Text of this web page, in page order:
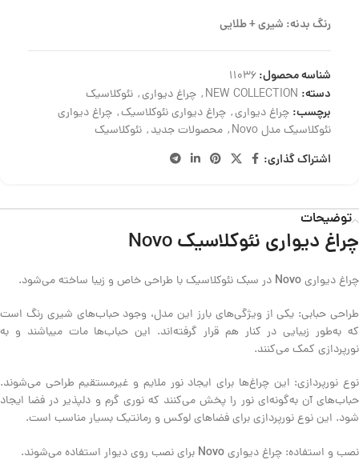
رنگ بدنه: شیری + طلایی
شناسه محصول:11036
دسته: NEW COLLECTION
, چراغ دیواری, نئوکلاسیک
برچسب: چراغ دیواری, چراغ دیواری نئوکلاسیک, چراغ دیواری
نئوکلاسیک مدل Novo
, محصولات جدید, نئوکلاسیک
اشتراک گذاری:
توضیحات
چراغ دیواری نئوکلاسیکNovo
چراغ دیواریNovo در سبک نئوکلاسیک با طراحی خاص و زیبا ساخته می‌شود.
طراحی حبابی: یکی از ویژگی‌های بارز این مدل، وجود حباب‌های شیری رنگ است
که به‌طور زیبایی در کنار هم قرار گرفته‌اند. این حباب‌ها مات میباشند و به
نورپردازی کمک می‌کنند.
نوع نورپردازی: این چراغ‌ها برای ایجاد نور ملایم و غیرمستقیم طراحی می‌شوند.
حباب‌های آن به‌گونه‌ای نور را پخش می‌کنند که نوری گرم و دلپذیر در فضا ایجاد
شود. این نوع نورپردازی برای فضاهای لوکس و رمانتیک بسیار مناسب است.
نصب و استفاده: چراغ‌ دیواریNovo برای نصب روی دیوار استفاده می‌شوند.